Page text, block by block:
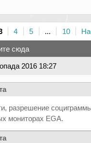
4 5 ... 10
сюда
2016 18:27
разрешение
мониторах EGA.